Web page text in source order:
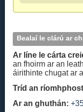
Bealaí le clárú ar
Ar líne le cárta
an fhoirm ar an
áirithinte chugat ar
Tríd an
Ar an ghuthán: